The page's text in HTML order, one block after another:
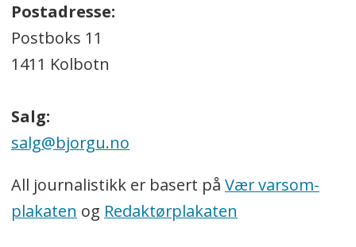
Postadresse:
Postboks 11
1411 Kolbotn
Salg:
salg@bjorgu.no
All journalistikk er basert på Vær varsom-
plakaten og Redaktørplakaten